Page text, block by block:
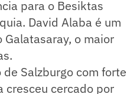
para o Besiktas
David Alaba é um
o maior
Salzburgo com forte
cresceu cercado por